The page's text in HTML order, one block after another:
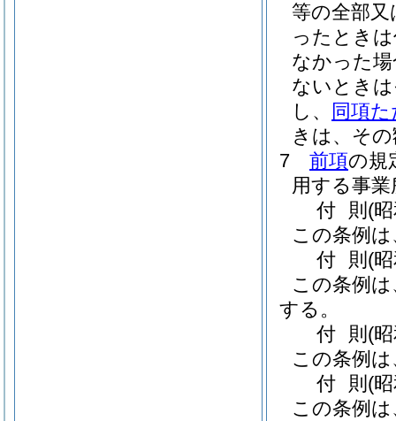
等の全部
ったとき
なかった
ないとき
し、
同項
きは、そ
7
前項の規
用する事
付 則 (
この条例
付 則 (
この条例
する。
付 則 (
この条例
付 則 (
この条例